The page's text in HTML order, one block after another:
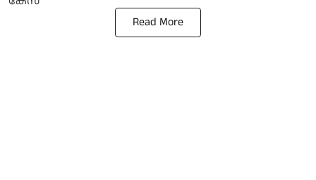
Read More